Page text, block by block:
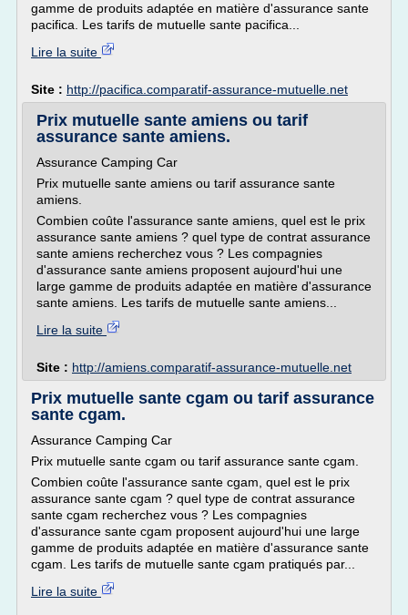
gamme de produits adaptée en matière d'assurance sante
pacifica. Les tarifs de mutuelle sante pacifica...
Lire la suite
Site : http://pacifica.comparatif-assurance-mutuelle.net
Prix mutuelle sante amiens ou tarif
assurance sante amiens.
Assurance Camping Car
Prix mutuelle sante amiens ou tarif assurance sante
amiens.
Combien coûte l'assurance sante amiens, quel est le prix
assurance sante amiens ? quel type de contrat assurance
sante amiens recherchez vous ? Les compagnies
d'assurance sante amiens proposent aujourd'hui une
large gamme de produits adaptée en matière d'assurance
sante amiens. Les tarifs de mutuelle sante amiens...
Lire la suite
Site : http://amiens.comparatif-assurance-mutuelle.net
Prix mutuelle sante cgam ou tarif assurance
sante cgam.
Assurance Camping Car
Prix mutuelle sante cgam ou tarif assurance sante cgam.
Combien coûte l'assurance sante cgam, quel est le prix
assurance sante cgam ? quel type de contrat assurance
sante cgam recherchez vous ? Les compagnies
d'assurance sante cgam proposent aujourd'hui une large
gamme de produits adaptée en matière d'assurance sante
cgam. Les tarifs de mutuelle sante cgam pratiqués par...
Lire la suite